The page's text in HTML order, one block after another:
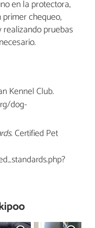
en la protectora,
chequeo,
pruebas
Kennel Club.
dog-
. Certified Pet